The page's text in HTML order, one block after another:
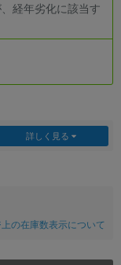
経年劣化に該当す
詳しく見る
の在庫数表示について